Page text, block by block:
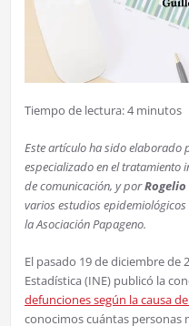
Tiempo de lectura:4 minutos
Este artículo ha sido elaborado
especializado en el tratamiento
de comunicación, y porRogelio
varios estudios
la Asociación Papageno.
El pasado 19 de diciembre
Estadística (INE) publicó la
defunciones según la causa
conocimos cuántas personas